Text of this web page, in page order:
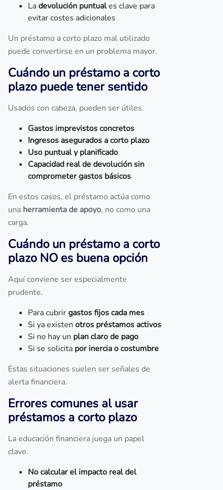
Ladevolución puntuales clave para
evitar costes adicionales
Un préstamo a corto plazo mal utilizado
puede convertirse en un problema mayor.
Cuándo un préstamo a corto
plazo puede tener sentido
Usados con cabeza, pueden ser útiles.
Gastos imprevistos concretos
Ingresos asegurados a corto plazo
Uso puntual y planificado
Capacidad real de devolución sin
comprometer gastos básicos
En estos casos, el préstamo actúa como
una herramienta de apoyo, no como una
carga.
Cuándo un préstamo a corto
plazo NO es buena opción
Aquí conviene ser especialmente
prudente.
Para cubrirgastos fijos cada mes
Si ya existen otros préstamos activos
Si no hay un plan claro de pago
Si se solicita por inercia o costumbre
Estas situaciones suelen ser señales de
alerta financiera.
Errores comunes al usar
préstamos a corto plazo
La educación financiera juega un papel
clave.
No calcular el impacto real del
préstamo